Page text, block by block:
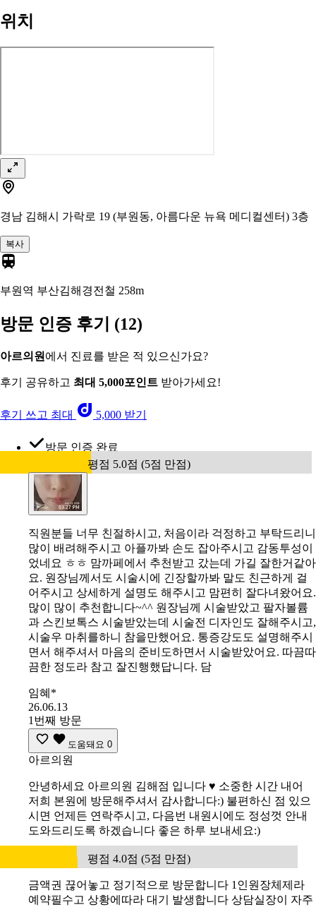
위치
경남 김해시 가락로 19 (부원동, 아름다운 뉴욕 메디컬센터) 3층
복사
부원역 부산김해경전철 258m
방문 인증 후기 (12)
아르의원 에서 진료를 받은 적 있으신가요?
후기 공유하고 최대 5,000포인트 받아가세요!
후기 쓰고 최대 5,000 받기
방문 인증 완료
평점 5.0점 (5점 만점)
직원분들 너무 친절하시고, 처음이라 걱정하고 부탁드리니
많이 배려해주시고 아플까봐 손도 잡아주시고 감동투성이
었네요 ㅎㅎ 맘까페에서 추천받고 갔는데 가길 잘한거같아
요. 원장님께서도 시술시에 긴장할까봐 말도 친근하게 걸
어주시고 상세하게 설명도 해주시고 맘편히 잘다녀왔어요.
많이 많이 추천합니다~^^ 원장님께 시술받았고 팔자볼륨
과 스킨보톡스 시술받았는데 시술전 디자인도 잘해주시고,
시술우 마취를하니 참을만했어요. 통증강도도 설명해주시
면서 해주셔서 마음의 준비도하면서 시술받았어요. 따끔따
끔한 정도라 참고 잘진행했답니다. 담
임혜*
26.06.13
1번째 방문
도움돼요 0
아르의원
안녕하세요 아르의원 김해점 입니다 ♥️ 소중한 시간 내어
저희 본원에 방문해주셔서 감사합니다:) 불편하신 점 있으
시면 언제든 연락주시고, 다음번 내원시에도 정성껏 안내
도와드리도록 하겠습니다 좋은 하루 보내세요:)
평점 4.0점 (5점 만점)
금액권 끊어놓고 정기적으로 방문합니다 1인원장체제라
예약필수고 상황에따라 대기 발생합니다 상담실장이 자주